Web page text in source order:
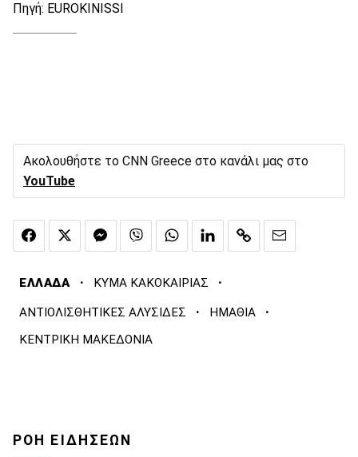
Πηγή: EUROKINISSI
Ακολουθήστε το CNN Greece στο κανάλι μας στο
YouTube
ΕΛΛΑΔΑ · ΚΥΜΑ ΚΑΚΟΚΑΙΡΙΑΣ ·
ΑΝΤΙΟΛΙΣΘΗΤΙΚΕΣ ΑΛΥΣΙΔΕΣ · ΗΜΑΘΙΑ ·
ΚΕΝΤΡΙΚΗ ΜΑΚΕΔΟΝΙΑ
ΡΟΗ ΕΙΔΗΣΕΩΝ